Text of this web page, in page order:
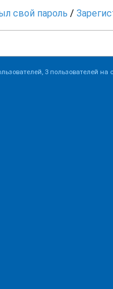
свой пароль /
3 пользователей на